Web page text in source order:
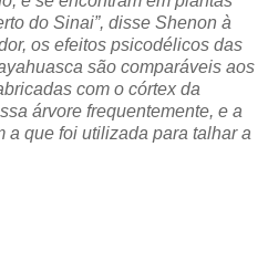
do Sinai”, disse Shenon à
os efeitos psicodélicos das
são comparáveis aos
com o córtex da
árvore frequentemente, e a
a que foi utilizada para talhar a